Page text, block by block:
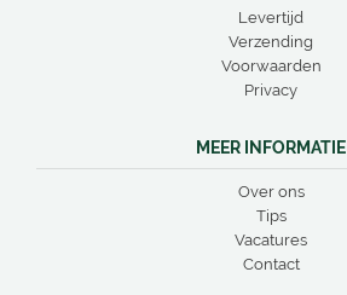
Levertijd
Verzending
Voorwaarden
Privacy
MEER INFORMATIE
Over ons
Tips
Vacatures
Contact